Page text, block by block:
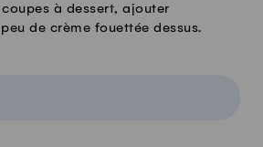
à dessert, ajouter
de crème fouettée dessus.